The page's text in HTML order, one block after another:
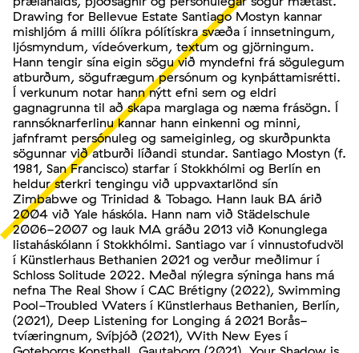
Drawing for Bellevue Estate Santiago Mostyn kannar
mishljóm á milli ólíkra pólítískra svæða í innsetningum,
ljósmyndum, vídeóverkum, textum og gjörningum.
Hann tengir sína eigin sögu við myndefni frá sögulegum
atburðum, sögufrægum persónum og kynþáttamisrétti.
Í verkunum notar hann nýtt efni sem og eldri
gagnagrunna til að skapa marglaga og næma frásögn. Í
rannsóknarferlinu kannar hann einkenni og minni,
jafnframt persónuleg og sameiginleg, og skurðpunkta
sögunnar við atburði líðandi stundar. Santiago Mostyn (f.
1981, San Francisco) starfar í Stokkhólmi og Berlín en
heldur sterkri tengingu við uppvaxtarlönd sín
Zimbabwe og Trinidad & Tobago. Hann lauk BA árið
2004 við Yale háskóla. Hann nam við Städelschule
2006-2007 og lauk MA gráðu 2013 við Konunglega
listaháskólann í Stokkhólmi. Santiago var í vinnustofudvöl
í Künstlerhaus Bethanien 2021 og verður meðlimur í
Schloss Solitude 2022. Meðal nýlegra sýninga hans má
nefna The Real Show í CAC Brétigny (2022), Swimming
Pool-Troubled Waters í Künstlerhaus Bethanien, Berlín,
(2021), Deep Listening for Longing á 2021 Borås-
tvíæringnum, Svíþjóð (2021), With New Eyes í